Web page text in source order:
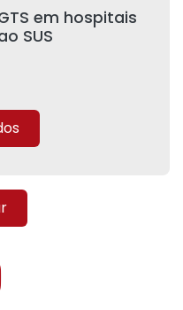
em hospitais
SUS